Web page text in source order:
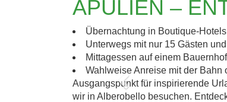
APULIEN –
Übernachtung in Boutique-
Unterwegs mit nur 15 Gästen
Mittagessen auf einem
Wahlweise Anreise mit der Bahn
Previous
Ausgangspunkt für inspirierende
wir in Alberobello besuchen.